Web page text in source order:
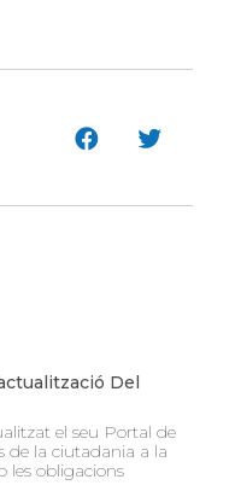
Del
el seu Portal de
de la ciutadania a la
obligacions